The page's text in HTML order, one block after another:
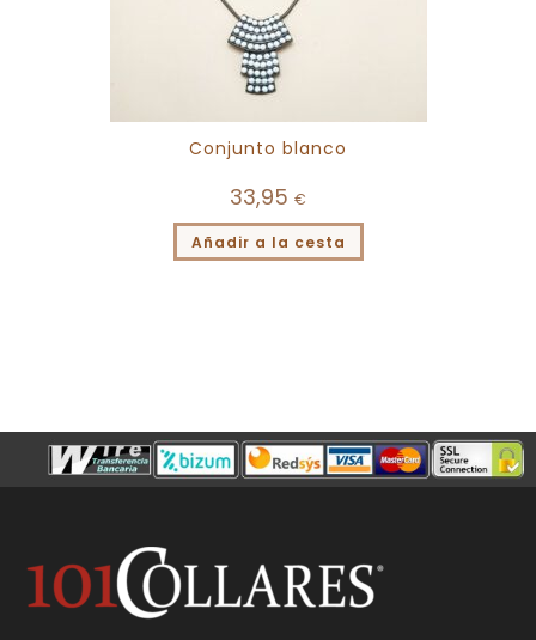
Conjunto blanco
33,95 €
Añadir a la cesta